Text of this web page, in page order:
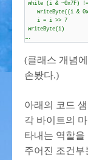
while (i & ~0x7F)
writeByte((i &
i = i >> 7
writeByte(i)
….
(클래스 개념
손봤다.)
아래의 코드
각 바이트의
타내는 역할을
주어진 조건부